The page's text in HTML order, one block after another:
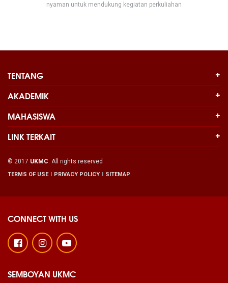
nyaman untuk mendukung kegiatan perkuliahan
TENTANG
AKADEMIK
MAHASISWA
LINK TERKAIT
© 2017 UKMC . All rights reserved
TERMS OF USE PRIVACY POLICY SITEMAP
CONNECT WITH US
SEMBOYAN UKMC